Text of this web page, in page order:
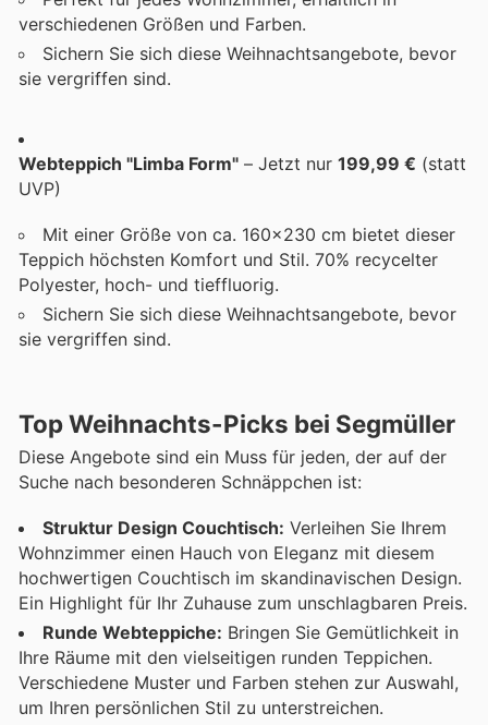
verschiedenen Größen und Farben.
Sichern Sie sich diese Weihnachtsangebote, bevor
sie vergriffen sind.
Webteppich "Limba Form" – Jetzt nur 199,99 € (statt
UVP)
Mit einer Größe von ca. 160x230 cm bietet dieser
Teppich höchsten Komfort und Stil. 70% recycelter
Polyester, hoch- und tieffluorig.
Sichern Sie sich diese Weihnachtsangebote, bevor
sie vergriffen sind.
Top Weihnachts-Picks bei Segmüller
Diese Angebote sind ein Muss für jeden, der auf der
Suche nach besonderen Schnäppchen ist:
Struktur Design Couchtisch: Verleihen Sie Ihrem
Wohnzimmer einen Hauch von Eleganz mit diesem
hochwertigen Couchtisch im skandinavischen Design.
Ein Highlight für Ihr Zuhause zum unschlagbaren Preis.
Runde Webteppiche: Bringen Sie Gemütlichkeit in
Ihre Räume mit den vielseitigen runden Teppichen.
Verschiedene Muster und Farben stehen zur Auswahl,
um Ihren persönlichen Stil zu unterstreichen.